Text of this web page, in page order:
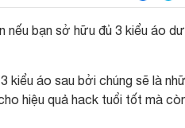
nếu bạn sở hữu đủ 3 kiểu áo
kiểu áo sau bởi chúng sẽ là
hiệu quả hack tuổi tốt mà